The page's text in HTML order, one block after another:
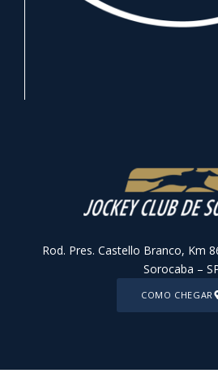
Rod. Pres. Castello Branco, Km
Sorocaba –
COMO CHEGAR